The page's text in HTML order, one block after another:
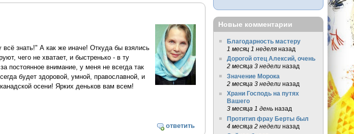
знать!" А как же иначе! Откуда бы взялись
чего не хватает, и быстренько - в ту
постоянное внимание, у меня не всегда так
будет здоровой, умной, православной, и
осени! Ярких деньков вам всем!
ответить
Новые комментарии
Благодарность мастеру
1 месяц 1 неделяназад
Дорогой отец Алексий, очень
2 месяца 3 неделиназад
Значение Морока
2 месяца 3 неделиназад
Храни Господь на путях
Вашего
3 месяца 1 деньназад
Протитип фрау Берты был
4 месяца 2 неделиназад